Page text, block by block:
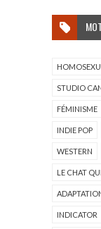
STUDIO
FÉMINISME
INDIE POP
WESTERN
LE CHAT
INDICATOR